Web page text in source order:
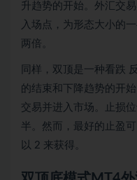
升趋势的开始。外汇交
入场点，为形态大小的
两倍。
同样，双顶是一种看跌
的结束和下降趋势的开
交易并进入市场。止损
半。然而，最好的止盈
以 2 来获得。